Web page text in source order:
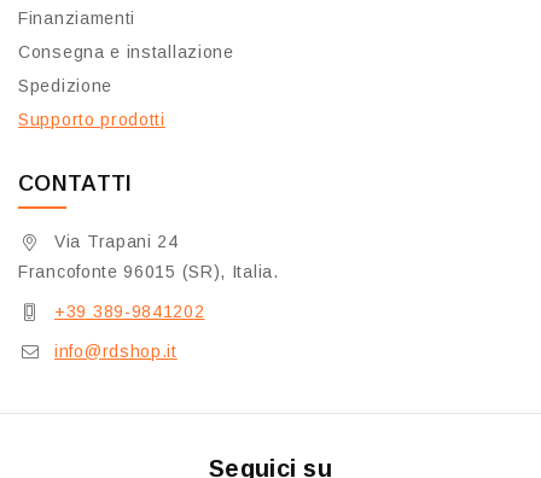
Finanziamenti
Consegna e installazione
Spedizione
Supporto prodotti
CONTATTI
Via Trapani 24
Francofonte 96015 (SR), Italia.
+39 389-9841202
info@rdshop.it
Seguici su